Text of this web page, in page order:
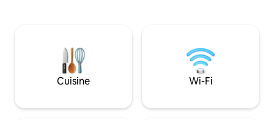
électrique, d'une cuisinière à riz, d'une
cuisinière à induction, d'un grille-pain à
pain et d'eau potable GRATUITE.
Toilettes et baignoire avec douche
serviettes, un kit d'hygiène de base et
Cuisine Wi-Fi